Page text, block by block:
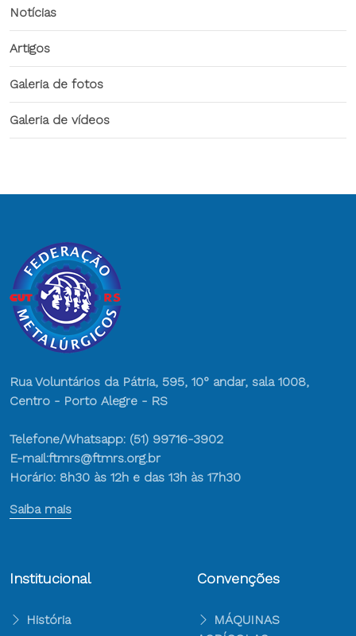
Notícias
Artigos
Galeria de fotos
Galeria de vídeos
Rua Voluntários da Pátria, 595, 10° andar, sala 1008,
Centro - Porto Alegre - RS
Telefone/Whatsapp: (51) 99716-3902
E-mail:ftmrs@ftmrs.org.br
Horário: 8h30 às 12h e das 13h às 17h30
Saiba mais
Institucional
História
Convenções
MÁQUINAS